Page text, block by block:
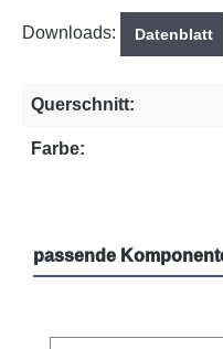
Downloads: Datenblatt
Querschnitt:
Farbe:
passende